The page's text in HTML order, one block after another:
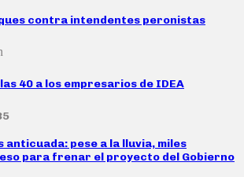
contra intendentes peronistas
40 a los empresarios de IDEA
anticuada: pese a la lluvia, miles
para frenar el proyecto del Gobierno